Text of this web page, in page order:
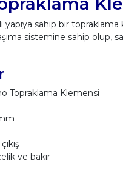
yapıya sahip bir
sistemine sahip olup,
Topraklama Klemensi
ve bakır